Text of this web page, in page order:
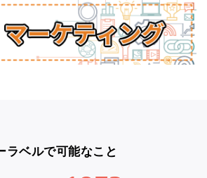
ラベルで可能なこと